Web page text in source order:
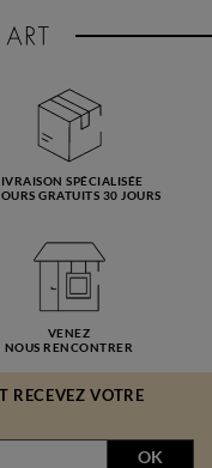
SPÉCIALISÉE
GRATUITS 30 JOURS
VENEZ
NOUS RENCONTRER
RECEVEZ VOTRE
OK